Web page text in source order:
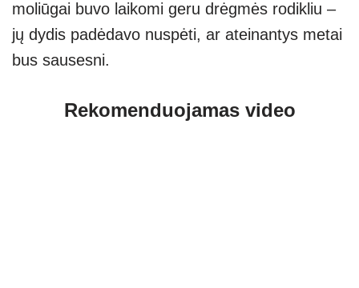
moliūgai buvo laikomi geru drėgmės rodikliu –
jų dydis padėdavo nuspėti, ar ateinantys metai
bus sausesni.
Rekomenduojamas video